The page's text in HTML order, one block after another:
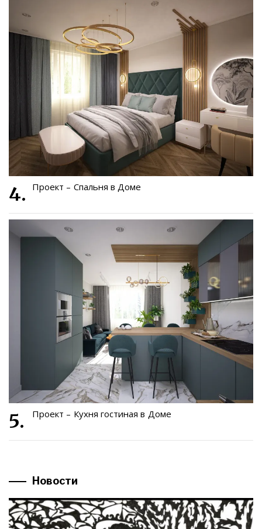
Проект – Спальня в Доме
Проект – Кухня гостиная в Доме
Новости